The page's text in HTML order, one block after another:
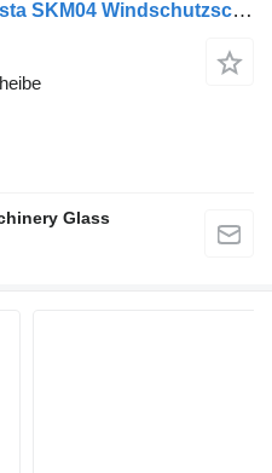
Mercedes-Benz Notin Kanasta SKM04 Windschutzscheibe für Mercedes-Benz Notin Kanasta Wohnwagen und Wohnmobile
Glass